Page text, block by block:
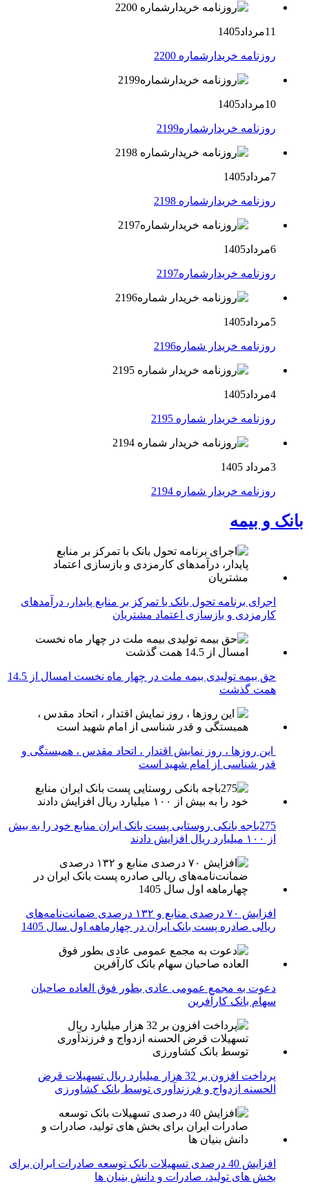
11مرداد1405
روزنامه خریدارشماره 2200
10مرداد1405
روزنامه خریدارشماره2199
7مرداد1405
روزنامه خریدارشماره 2198
6مرداد1405
روزنامه خریدارشماره2197
5مرداد1405
روزنامه خریدار شماره2196
4مرداد1405
روزنامه خریدار شماره 2195
3مرداد 1405
روزنامه خریدار شماره 2194
بانک و بیمه
اجرای برنامه تحول بانک با تمرکز بر منابع پایدار، درآمدهای
کارمزدی و بازسازی اعتماد مشتریان
حق بیمه تولیدی بیمه ملت در چهار ماه نخست امسال از 14.5
همت گذشت
این روزها ، روز نمایش اقتدار ، اتحاد مقدس ، همبستگی و
قدر شناسی از امام شهید است
275باجه بانکی روستایی پست بانک ایران منابع خود را به بیش
از ۱۰۰ میلیارد ریال افزایش دادند
افزایش ۷۰ درصدی منابع و ۱۳۲ درصدی ضمانت‌نامه‌های
ریالی صادره پست بانک ایران در چهارماهه اول سال 1405
دعوت به مجمع عمومی عادی بطور فوق العاده صاحبان
سهام بانک کارآفرین
پرداخت افزون بر 32 هزار میلیارد ریال تسهیلات قرض
الحسنه ازدواج و فرزندآوری توسط بانک کشاورزی
افزایش 40 درصدی تسهیلات بانک توسعه صادرات ایران برای
بخش های تولید، صادرات و دانش بنیان ها